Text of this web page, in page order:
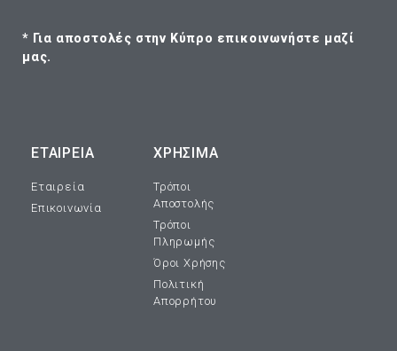
* Για αποστολές στην Κύπρο επικοινωνήστε μαζί
μας.
ΕΤΑΙΡΕΊΑ
Εταιρεία
Επικοινωνία
ΧΡΗΣΙΜΑ
Τρόποι
Αποστολής
Τρόποι
Πληρωμής
Όροι Χρήσης
Πολιτική
Απορρήτου